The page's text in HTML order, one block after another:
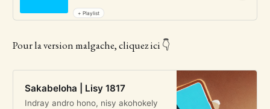
+ Playlist
Pour la version malgache, cliquez ici 👇
Sakabeloha | Lisy 1817
Indray andro hono, nisy akohokely